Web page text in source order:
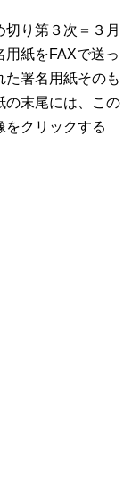
り第３次＝３月
用紙をFAXで送っ
た署名用紙そのも
の末尾には、この
をクリックする